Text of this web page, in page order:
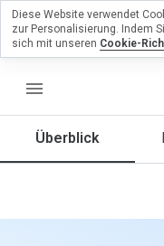
menu
Überblick
eine
würden
Diese Website verwendet
zur Personalisierung. Indem
sich mit unseren Cookie-